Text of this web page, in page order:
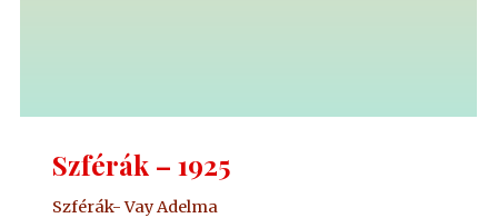
Szférák – 1925
Szférák- Vay Adelma